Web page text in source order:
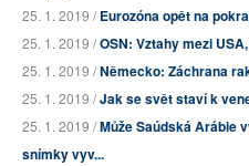
25. 1. 2019 /Eurozóna opět na
25. 1. 2019 /OSN: Vztahy mezi
25. 1. 2019 /Německo: Záchrana
25. 1. 2019 /Jak se svět staví k
25. 1. 2019 /Může Saúdská Arábie
snímky vyv...